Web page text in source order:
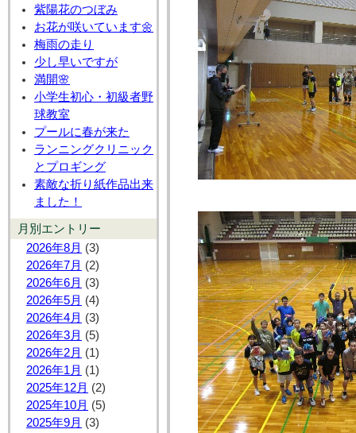
紫陽花のつぼみ
お花が咲いています🌼
梅雨の走り
少し早いですが
満開🌸
小学生初心・初級者野
球教室
プールに春が来た
ランニングクリニック
とプロギング
素敵な折り紙作品出来
ました！
月別エントリー
2026年8月 (3)
2026年7月 (2)
2026年6月 (3)
2026年5月 (4)
2026年4月 (3)
2026年3月 (5)
2026年2月 (1)
2026年1月 (1)
2025年12月 (2)
2025年10月 (5)
2025年9月 (3)